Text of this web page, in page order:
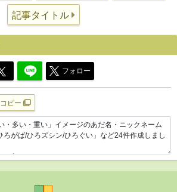
記事タイトル
フォロー
コピー